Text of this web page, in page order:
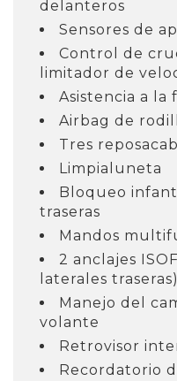
delanteros
Sensores de
Control de
limitador de
Asistencia a la
Airbag de
Tres
Limpialuneta
Bloqueo
traseras
Mandos
2 anclajes
laterales traseras)
Manejo del
volante
Retrovisor
Recordatorio